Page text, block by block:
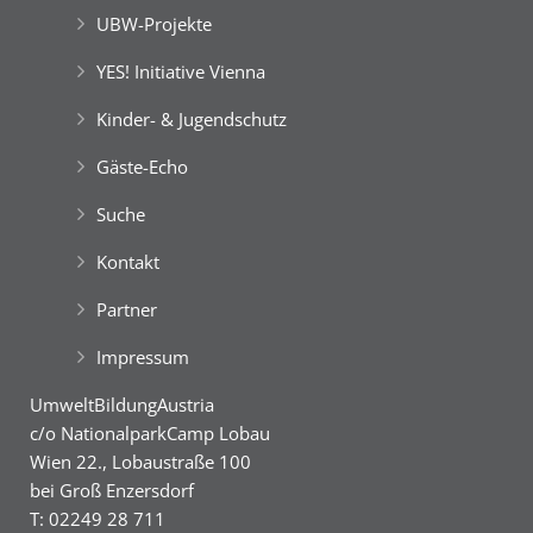
English Adventure Camp
7th EuroKids Camp
8th DanubeTeens Camp
11th EuroTeens Camp
7th EuroKids Camp
8th DanubeTeens Camp
Unsere YES-Angebote
UBW-Projekte
YES! Initiative Vienna
Kinder- & Jugendschutz
Gäste-Echo
Suche
Kontakt
Partner
Impressum
UmweltBildungAustria
c/o NationalparkCamp Lobau
Wien 22., Lobaustraße 100
bei Groß Enzersdorf
T: 02249 28 711